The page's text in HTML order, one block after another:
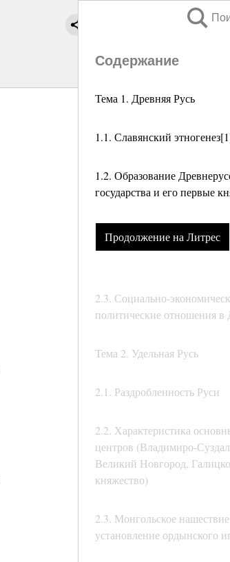
Содержание
Тема 1. Древняя Русь
1.1. Славянский
1.2. Образование
государства и его первые
Продолжение на Литрес
2.3. Социально-
политические отношения в
Тема 2. Удельная Русь
2.1. Раздробленность Руси
2.2. Характеристика
центров (Владимиро-
Великий Новгород,
княжество)
2.3. Монгольское
установление ордынского